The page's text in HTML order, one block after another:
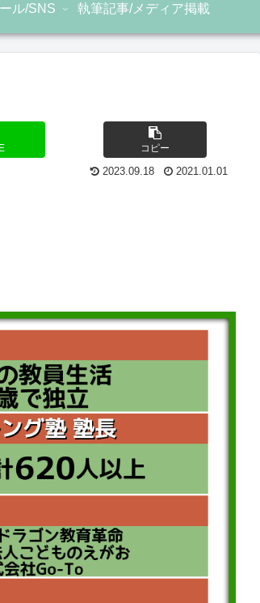
ル/SNS 執筆記事/メディア掲載
コピー
2023.09.18 2021.01.01